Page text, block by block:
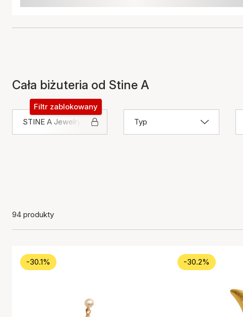
Cała biżuteria od Stine A
STINE A Jewelry
Filtr zablokowany
Typ
94 produkty
-30.1% -30.2%